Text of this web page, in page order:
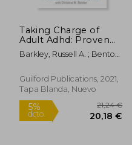
5% 125,50 €
Taking Charge of
Adult Adhd: Proven
Strategies to Succeed
at Work, at Home,
(en Inglés)
Barkley, Russell A. ; Benton,
Guilford Publications, 2021,
Tapa Blanda, Nuevo